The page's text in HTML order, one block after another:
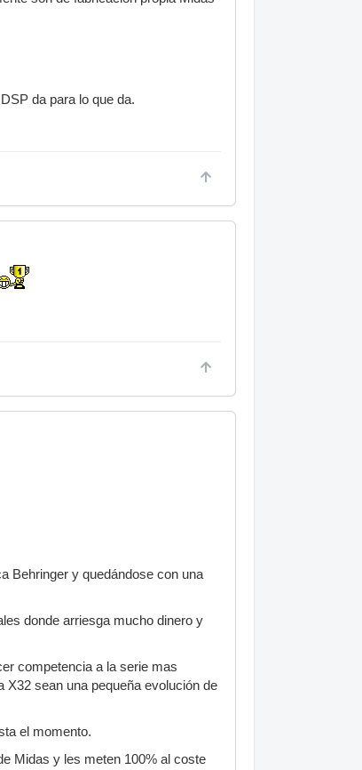
da para lo que da.
Behringer y quedándose con una
donde arriesga mucho dinero y
competencia a la serie mas
sean una pequeña evolución de
el momento.
Midas y les meten 100% al coste